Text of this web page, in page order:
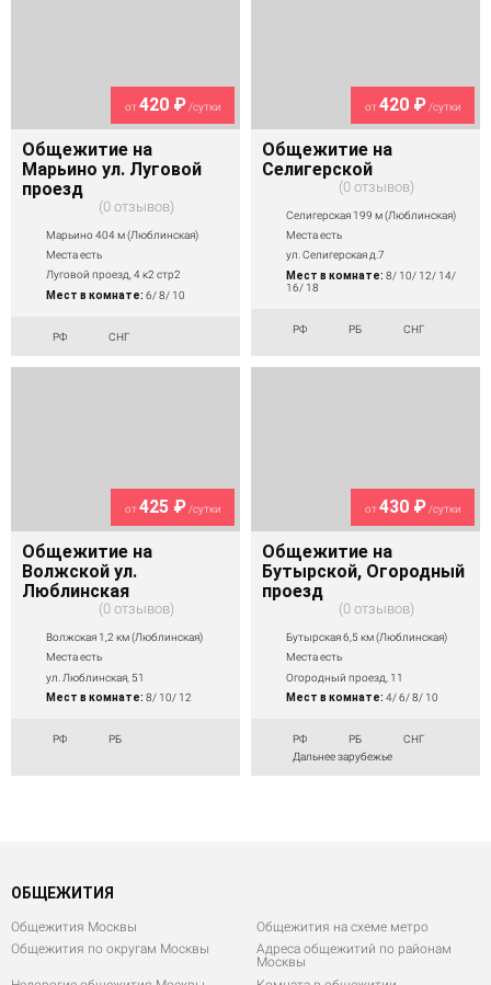
от420 ₽/сутки
Общежитие на
Марьино ул. Луговой
проезд
0 отзывов
Марьино 404 м (Люблинская)
Места есть
Луговой проезд, 4 к2 стр2
Мест в комнате: 6/ 8/ 10
РФ СНГ
от420 ₽/сутки
Общежитие на
Селигерской
0 отзывов
Селигерская 199 м (Люблинская)
Места есть
ул. Селигерская д.7
Мест в комнате: 8/ 10/ 12/ 14/
16/ 18
РФ РБ СНГ
от425 ₽/сутки
Общежитие на
Волжской ул.
Люблинская
0 отзывов
Волжская 1,2 км (Люблинская)
Места есть
ул. Люблинская, 51
Мест в комнате: 8/ 10/ 12
РФ РБ
от430 ₽/сутки
Общежитие на
Бутырской, Огородный
проезд
0 отзывов
Бутырская 6,5 км (Люблинская)
Места есть
Огородный проезд, 11
Мест в комнате: 4/ 6/ 8/ 10
РФ РБ
СНГ
Дальнее зарубежье
ОБЩЕЖИТИЯ
Общежития Москвы
Общежития на схеме метро
Общежития по округам Москвы
Адреса общежитий по районам
Москвы